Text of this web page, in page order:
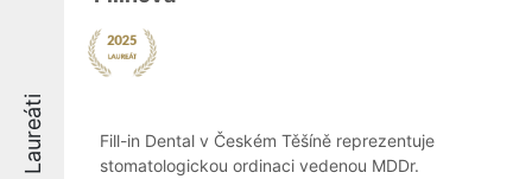
Laureáti
Fill-in Dental v Českém Těšíně reprezentuje
stomatologickou ordinaci vedenou MDDr.